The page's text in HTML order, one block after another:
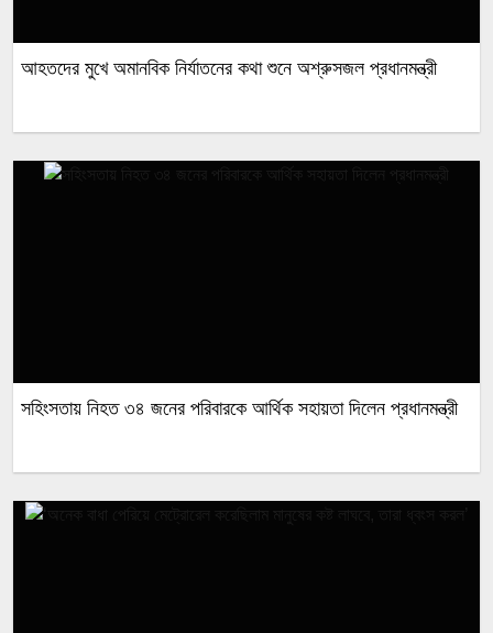
আহতদের মুখে অমানবিক নির্যাতনের কথা শুনে অশ্রুসজল প্রধানমন্ত্রী
সহিংসতায় নিহত ৩৪ জনের পরিবারকে আর্থিক সহায়তা দিলেন প্রধানমন্ত্রী